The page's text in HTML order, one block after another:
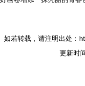
如若转载，请注明出处：
更新时